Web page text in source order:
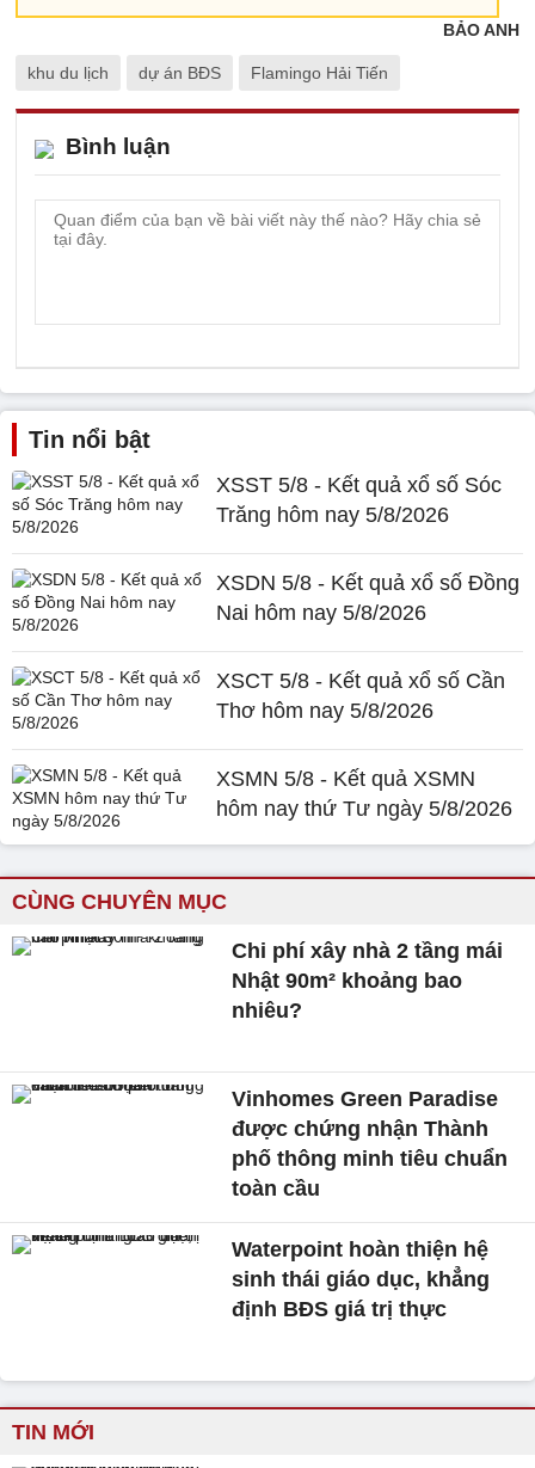
BẢO ANH
khu du lịch dự án BĐS Flamingo Hải Tiến
Bình luận
Tin nổi bật
XSST 5/8 - Kết quả xổ số Sóc
Trăng hôm nay 5/8/2026
XSDN 5/8 - Kết quả xổ số Đồng
Nai hôm nay 5/8/2026
XSCT 5/8 - Kết quả xổ số Cần
Thơ hôm nay 5/8/2026
XSMN 5/8 - Kết quả XSMN
hôm nay thứ Tư ngày 5/8/2026
CÙNG CHUYÊN MỤC
Chi phí xây nhà 2 tầng mái
Nhật 90m² khoảng bao
nhiêu?
Vinhomes Green Paradise
được chứng nhận Thành
phố thông minh tiêu chuẩn
toàn cầu
Waterpoint hoàn thiện hệ
sinh thái giáo dục, khẳng
định BĐS giá trị thực
TIN MỚI